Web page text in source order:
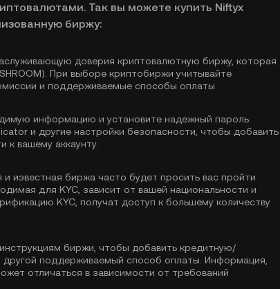
Так вы можете купить Niftyx
биржу:
доверия криптовалютную биржу, которая
При выборе криптобиржи учитывайте
и поддерживаемые способы оплаты.
информацию и установите надежный пароль.
и другие настройки безопасности, чтобы добавить
к вашему аккаунту.
и известная биржа часто будет просить вас пройти
для KYC, зависит от вашей национальности и
KYC, получат доступ к большему количеству
биржи, чтобы добавить кредитную/
другой поддерживаемый способ оплаты. Информация,
отличаться в зависимости от требований